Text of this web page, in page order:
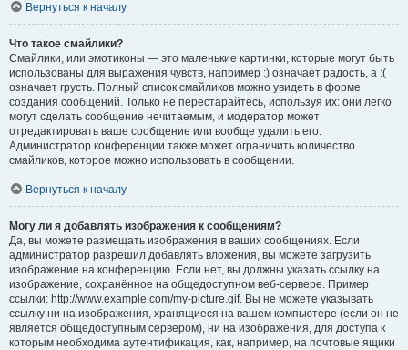
Вернуться к началу
Что такое смайлики?
Смайлики, или эмотиконы — это маленькие картинки, которые могут быть
использованы для выражения чувств, например :) означает радость, а :(
означает грусть. Полный список смайликов можно увидеть в форме
создания сообщений. Только не перестарайтесь, используя их: они легко
могут сделать сообщение нечитаемым, и модератор может
отредактировать ваше сообщение или вообще удалить его.
Администратор конференции также может ограничить количество
смайликов, которое можно использовать в сообщении.
Вернуться к началу
Могу ли я добавлять изображения к сообщениям?
Да, вы можете размещать изображения в ваших сообщениях. Если
администратор разрешил добавлять вложения, вы можете загрузить
изображение на конференцию. Если нет, вы должны указать ссылку на
изображение, сохранённое на общедоступном веб-сервере. Пример
ссылки: http://www.example.com/my-picture.gif. Вы не можете указывать
ссылку ни на изображения, хранящиеся на вашем компьютере (если он не
является общедоступным сервером), ни на изображения, для доступа к
которым необходима аутентификация, как, например, на почтовые ящики